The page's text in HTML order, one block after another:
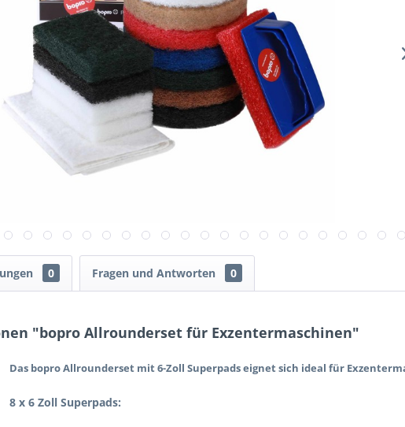
0 Fragen und Antworten 0
"bopro Allrounderset für Exzentermaschinen"
Das bopro Allrounderset mit 6-Zoll Superpads eignet sich ideal für
8 x 6 Zoll Superpads: